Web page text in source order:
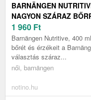
BARNÄNGEN
NAGYON SZÁRAZ
1 960 Ft
Barnängen Nutritive, 400
bőrét és érzékeit a
választás száraz...
női, barnängen
notino.hu